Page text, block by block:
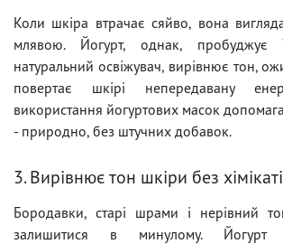
Коли шкіра втрачає сяйво, вона
млявою. Йогурт, однак, пробуджує
натуральний освіжувач, вирівнює тон,
повертає шкірі непередавану
використання йогуртових масок
- природно, без штучних добавок.
3. Вирівнює тон шкіри без
Бородавки, старі шрами і нерівний
залишитися в минулому. Йогурт